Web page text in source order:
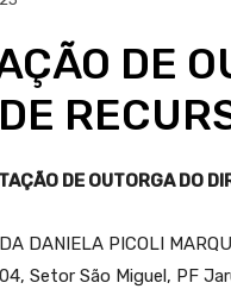
DE
DE OUTORGA DO
DANIELA PICOLI
Setor São Miguel, PF